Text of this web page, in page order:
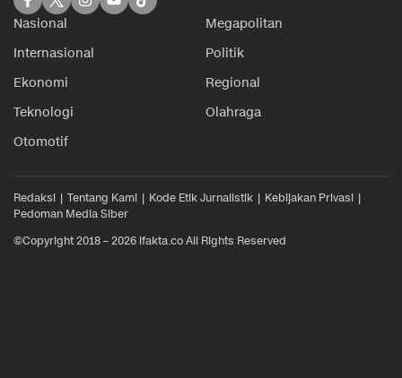
Nasional
Megapolitan
Internasional
Politik
Ekonomi
Regional
Teknologi
Olahraga
Otomotif
Redaksi Tentang Kami Kode Etik Jurnalistik
Kebijakan Privasi
Pedoman Media Siber
©Copyright 2018 – 2026 ifakta.co All Rights Reserved